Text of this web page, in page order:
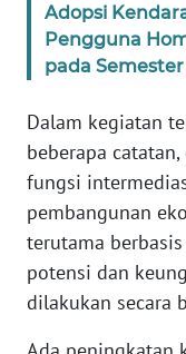
Adopsi
Pengguna
pada Semester
Dalam kegiatan
beberapa
fungsi
pembangunan
terutama
potensi dan
dilakukan secara
SUMUT
WN
WN
JABAR
WN
NTT